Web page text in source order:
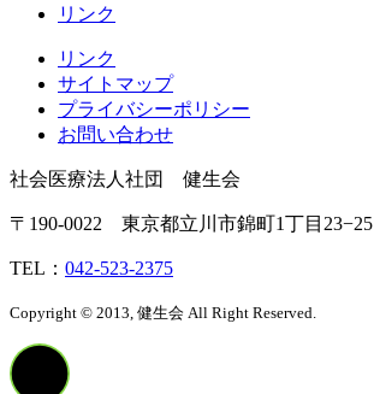
リンク
リンク
サイトマップ
プライバシーポリシー
お問い合わせ
社会医療法人社団 健生会
〒190-0022 東京都立川市錦町1丁目23−25
TEL： 042-523-2375
Copyright © 2013, 健生会 All Right Reserved.